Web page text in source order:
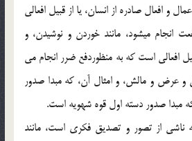
و افعال صادره از انسان، يا از قبيل افعالي
انجام ميشود، مانند خوردن و نوشيدن، و
افعالي است كه به منظوردفع ضرر انجام مي
و عرض و مالش، و امثال آن، كه مبدا صدور
مبدا صدور دسته اول قوه شهويه است.
ناشي از تصور و تصديق فكري است، مانند